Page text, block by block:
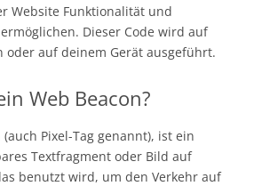
Website Funktionalität und
Dieser Code wird auf
oder auf deinem Gerät ausgeführt.
Web Beacon?
(auch Pixel-Tag genannt), ist ein
Textfragment oder Bild auf
benutzt wird, um den Verkehr auf